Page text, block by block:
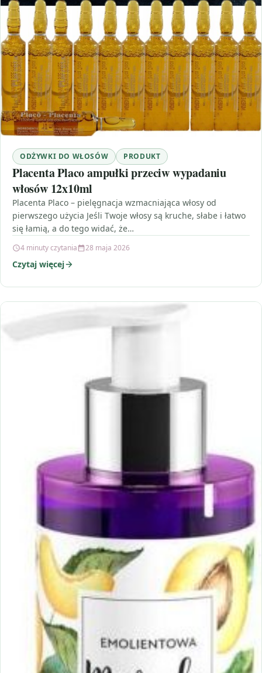
ODŻYWKI DO WŁOSÓW PRODUKT
Placenta Placo ampułki przeciw wypadaniu
włosów 12x10ml
Placenta Placo – pielęgnacja wzmacniająca włosy od
pierwszego użycia Jeśli Twoje włosy są kruche, słabe i łatwo
się łamią, a do tego widać, że…
4 minuty czytania 28 maja 2026
Czytaj więcej